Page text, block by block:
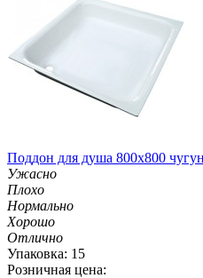
Поддон для душа 800х800
Ужасно
Плохо
Нормально
Хорошо
Отлично
Упаковка: 15
Розничная цена: